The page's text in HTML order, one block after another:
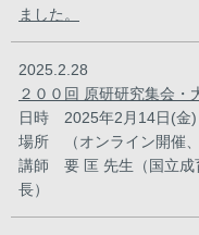
ました。
2025.2.28
２００回 原研研究集会・
日時 2025年2月14日(金
場所 （オンライン開催、
講師 要 匡 先生（国立成
長）